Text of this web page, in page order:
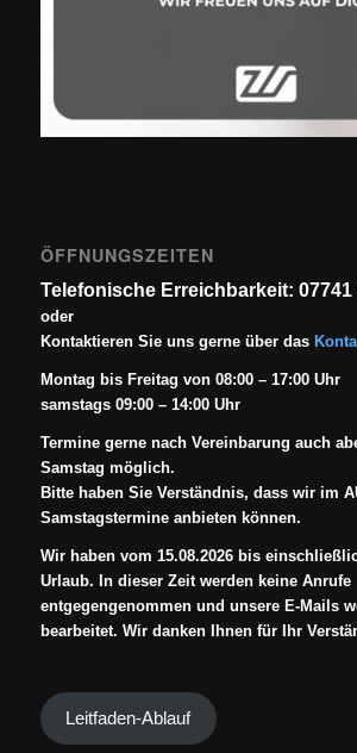
ÖFFNUNGSZEITEN
Telefonische Erreichbarkeit: 07741
oder
Kontaktieren Sie uns gerne über das
Montag bis Freitag von 08:00 – 17:00 Uhr
samstags 09:00 – 14:00 Uhr
Termine gerne nach Vereinbarung auch
Samstag möglich.
Bitte haben Sie Verständnis, dass wir im
Samstagstermine anbieten können.
Wir haben vom 15.08.2026 bis
Urlaub. In dieser Zeit werden keine Anrufe
entgegengenommen und unsere E-Mails
bearbeitet. Wir danken Ihnen für Ihr
Leitfaden-Ablauf